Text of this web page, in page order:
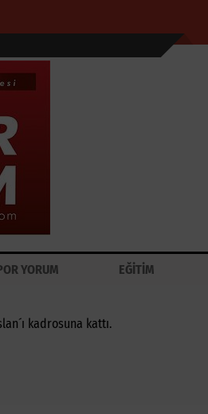
YORUM EĞİTİM
kadrosuna kattı.